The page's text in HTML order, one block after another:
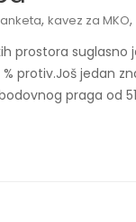
anketa, kavez za MKO,
prostora
protiv.Još jedan
praga od